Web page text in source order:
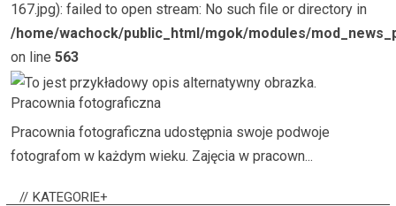
167.jpg): failed to open stream: No such file or directory in
/home/wachock/public_html/mgok/modules/
on line 563
Pracownia fotograficzna
Pracownia fotograficzna udostępnia swoje podwoje
fotografom w każdym wieku. Zajęcia w pracown...
KATEGORIE+